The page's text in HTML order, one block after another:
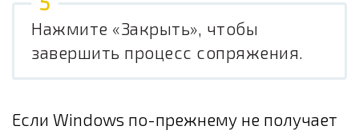
Нажмите «Закрыть», чтобы
завершить процесс сопряжения.
Если Windows по-прежнему не получает